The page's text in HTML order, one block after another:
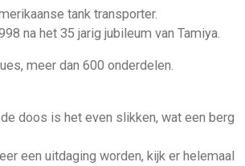
tank transporter.
na het 35 jarig jubileum van Tamiya.
meer dan 600 onderdelen.
doos is het even slikken, wat een berg
een uitdaging worden, kijk er helemaal